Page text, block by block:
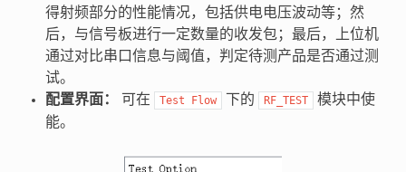
得射频部分的性能情况，包括供电电压波动等；然
后，与信号板进行一定数量的收发包；最后，上位机
通过对比串口信息与阈值，判定待测产品是否通过测
试。
配置界面：
可在 Test Flow 下的 RF_TEST
模块中使
能。